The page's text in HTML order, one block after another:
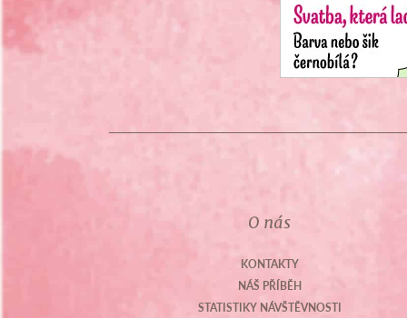
O nás
KONTAKTY
NÁŠ PŘÍBĚH
STATISTIKY NÁVŠTĚVNOSTI